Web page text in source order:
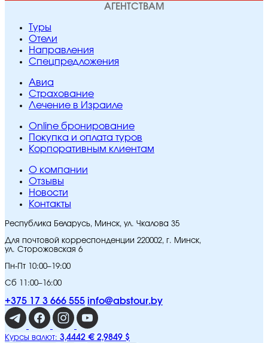
АГЕНТСТВАМ
Туры
Отели
Направления
Спецпредложения
Авиа
Страхование
Лечение в Израиле
Online бронирование
Покупка и оплата туров
Корпоративным клиентам
O компании
Отзывы
Новости
Контакты
Республика Беларусь, Минск, ул. Чкалова 35
Для почтовой корреспонденции 220002, г. Минск,
ул. Сторожовская 6
Пн-Пт 10:00–19:00
Сб 11:00–16:00
+375 17 3 666 555 info@abstour.by
Курсы валют: 3,4442 € 2,9849 $